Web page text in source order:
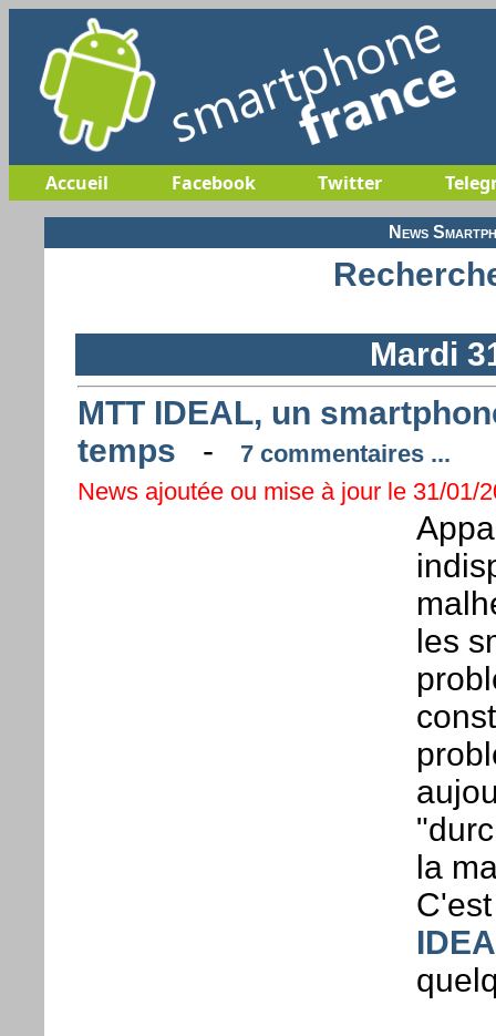
Accueil Facebook Twitter
News
Mardi
MTT IDEAL, un
temps -
7 commentaires ...
News ajoutée ou mise à jour le 31/01/
les
la